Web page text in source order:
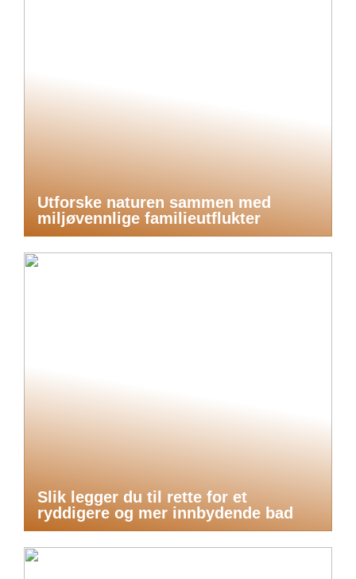
Utforske naturen sammen med
miljøvennlige familieutflukter
Slik legger du til rette for et
ryddigere og mer innbydende bad